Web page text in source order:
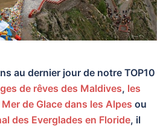
au dernier jour de notre TOP10
de rêves des Maldives, les
Mer de Glace dans les Alpes ou
des Everglades en Floride, il